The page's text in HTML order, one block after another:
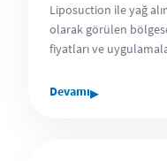
Liposuction ile yağ
olarak görülen
fiyatları ve
Devamı▸